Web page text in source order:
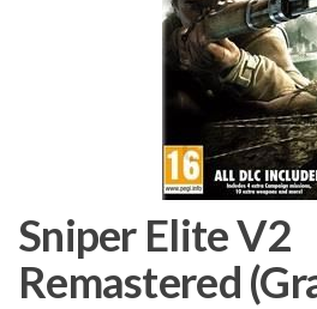
Sniper Elite V2
Remastered